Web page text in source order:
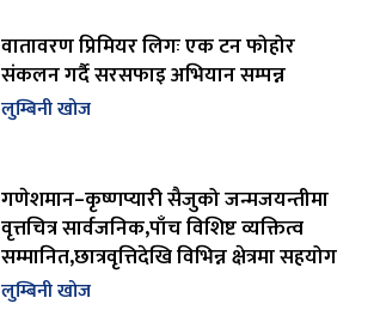
वातावरण प्रिमियर लिगः एक टन फोहोर
संकलन गर्दै सरसफाइ अभियान सम्पन्न
लुम्बिनी खोज
गणेशमान–कृष्णप्यारी सैजुको जन्मजयन्तीमा
वृत्तचित्र सार्वजनिक,पाँच विशिष्ट व्यक्तित्व
सम्मानित,छात्रवृत्तिदेखि विभिन्न क्षेत्रमा सहयोग
लुम्बिनी खोज